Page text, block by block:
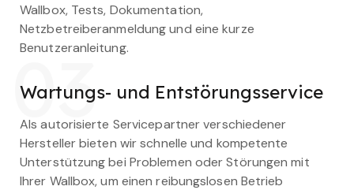
Wallbox, Tests, Dokumentation,
Netzbetreiberanmeldung und eine kurze
Benutzeranleitung.
03
Wartungs- und Entstörungsservice
Als autorisierte Servicepartner verschiedener
Hersteller bieten wir schnelle und kompetente
Unterstützung bei Problemen oder Störungen mit
Ihrer Wallbox, um einen reibungslosen Betrieb